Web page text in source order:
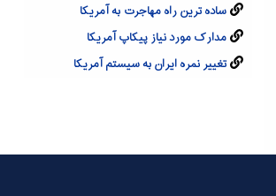
ساده ترین راه مهاجرت به آمریکا
مدارک مورد نیاز پیکاپ آمریکا
تغییر نمره ایران به سیستم آمریکا